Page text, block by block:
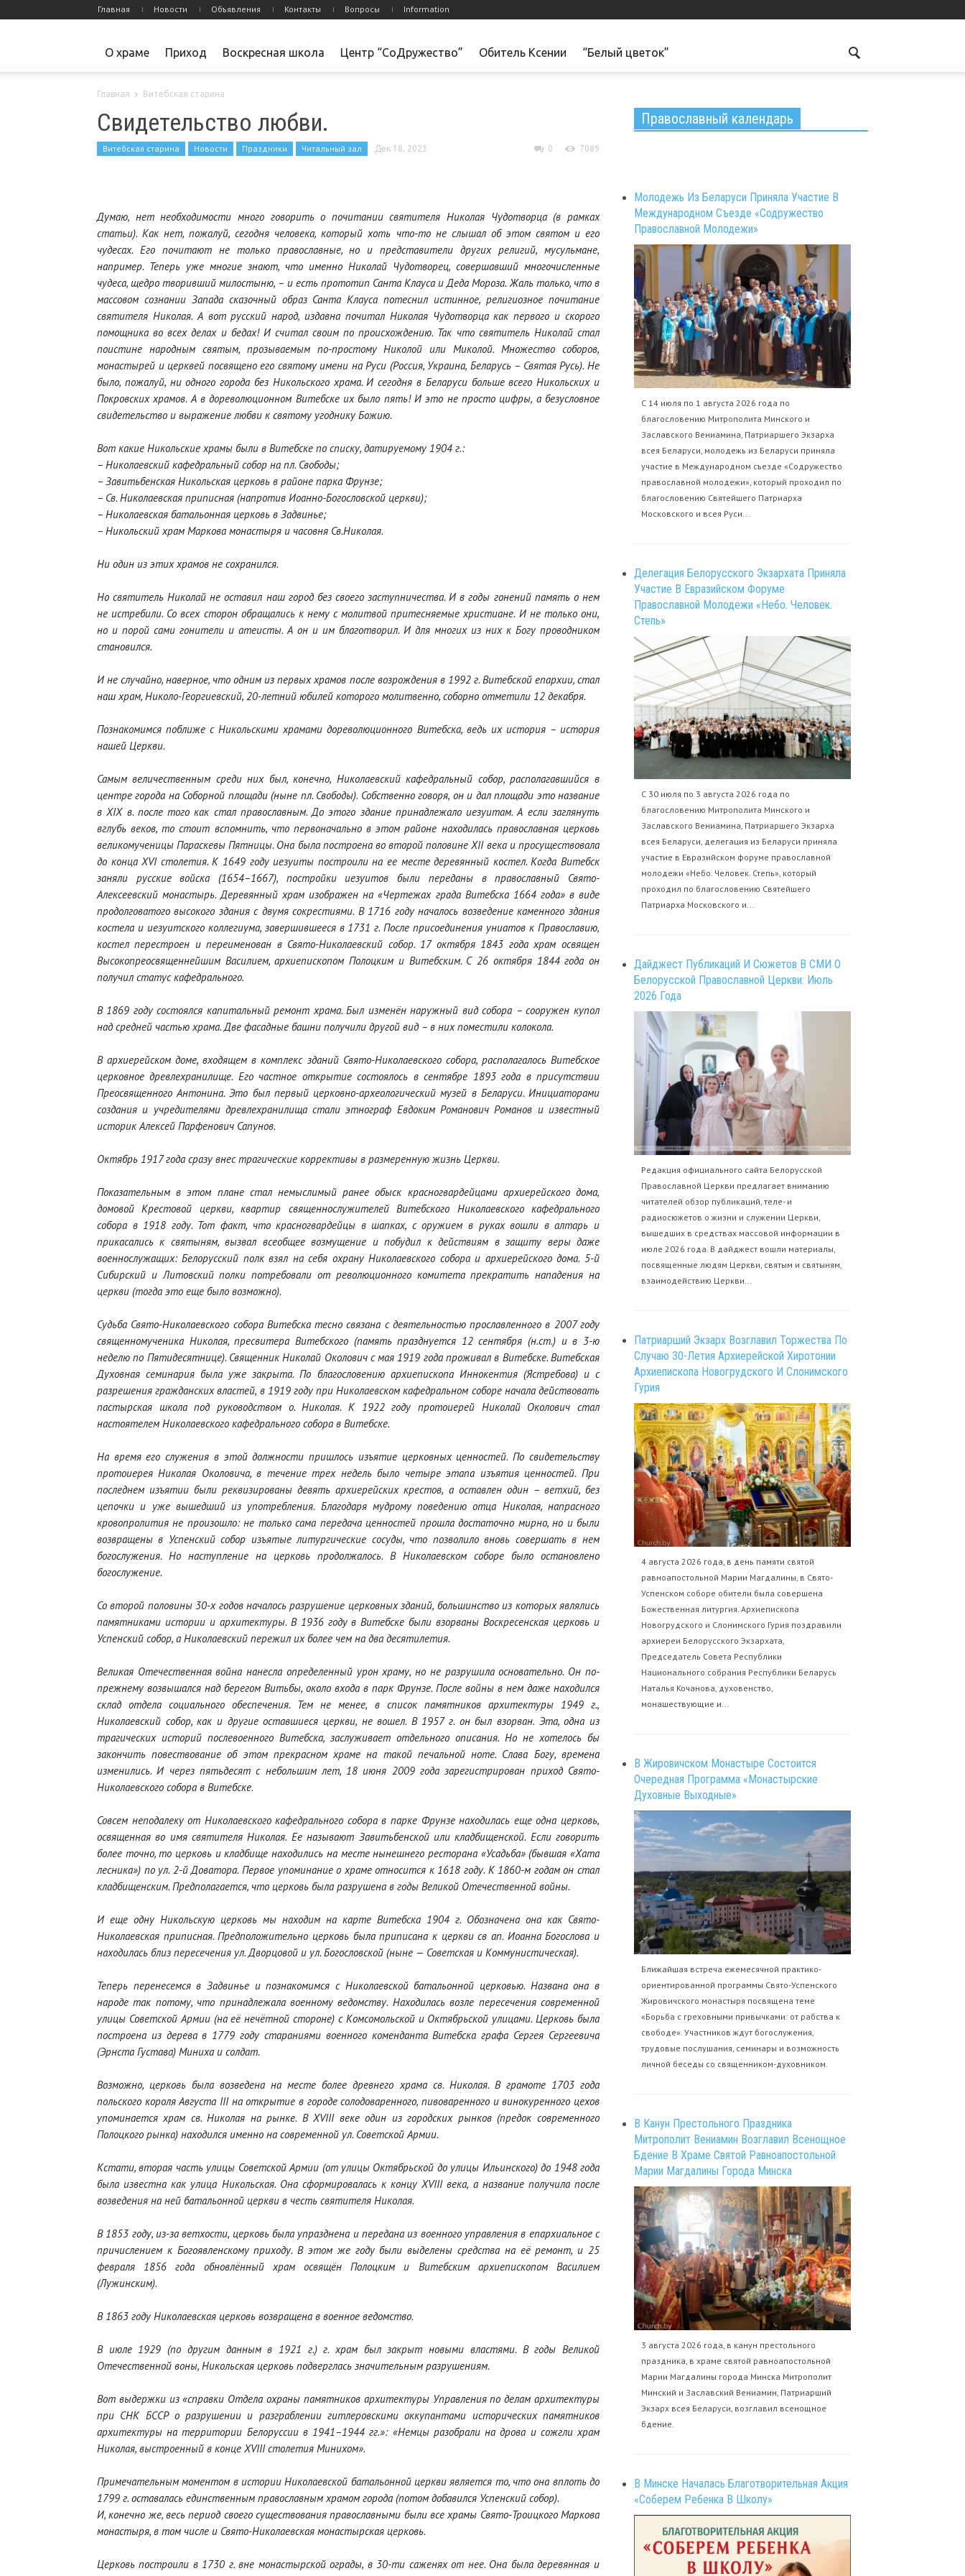
Главная Новости Объявления Контакты Вопросы Information
О храме Приход Воскресная школа Центр “СоДружество” Обитель Ксении “Белый цветок”
Главная Витебская старина
Свидетельство любви.
Витебская старина Новости Праздники Читальный зал Дек 18, 2023 0 7089
Думаю, нет необходимости много говорить о почитании святителя Николая Чудотворца (в рамках
статьи). Как нет, пожалуй, сегодня человека, который хоть что-то не слышал об этом святом и его
чудесах. Его почитают не только православные, но и представители других религий, мусульмане,
например. Теперь уже многие знают, что именно Николай Чудотворец, совершавший многочисленные
чудеса, щедро творивший милостыню, – и есть прототип Санта Клауса и Деда Мороза. Жаль только, что в
массовом сознании Запада сказочный образ Санта Клауса потеснил истинное, религиозное почитание
святителя Николая. А вот русский народ, издавна почитал Николая Чудотворца как первого и скорого
помощника во всех делах и бедах! И считал своим по происхождению. Так что святитель Николай стал
поистине народным святым, прозываемым по-простому Николой или Миколой. Множество соборов,
монастырей и церквей посвящено его святому имени на Руси (Россия, Украина, Беларусь – Святая Русь). Не
было, пожалуй, ни одного города без Никольского храма. И сегодня в Беларуси больше всего Никольских и
Покровских храмов. А в дореволюционном Витебске их было пять! И это не просто цифры, а безусловное
свидетельство и выражение любви к святому угоднику Божию.
Вот какие Никольские храмы были в Витебске по списку, датируемому 1904 г.:
– Николаевский кафедральный собор на пл. Свободы;
– Завитьбенская Никольская церковь в районе парка Фрунзе;
– Св. Николаевская приписная (напротив Иоанно-Богословской церкви);
– Николаевская батальонная церковь в Задвинье;
– Никольский храм Маркова монастыря и часовня Св.Николая.
Ни один из этих храмов не сохранился.
Но святитель Николай не оставил наш город без своего заступничества. И в годы гонений память о нем
не истребили. Со всех сторон обращались к нему с молитвой притесняемые христиане. И не только они,
но и порой сами гонители и атеисты. А он и им благотворил. И для многих из них к Богу проводником
становился.
И не случайно, наверное, что одним из первых храмов после возрождения в 1992 г. Витебской епархии, стал
наш храм, Николо-Георгиевский, 20-летний юбилей которого молитвенно, соборно отметили 12 декабря.
Познакомимся поближе с Никольскими храмами дореволюционного Витебска, ведь их история – история
нашей Церкви.
Самым величественным среди них был, конечно, Николаевский кафедральный собор, располагавшийся в
центре города на Соборной площади (ныне пл. Свободы). Собственно говоря, он и дал площади это название
в ХIX в. после того как стал православным. До этого здание принадлежало иезуитам. А если заглянуть
вглубь веков, то стоит вспомнить, что первоначально в этом районе находилась православная церковь
великомученицы Параскевы Пятницы. Она была построена во второй половине XII века и просуществовала
до конца XVI столетия. К 1649 году иезуиты построили на ее месте деревянный костел. Когда Витебск
заняли русские войска (1654–1667), постройки иезуитов были переданы в православный Свято-
Алексеевский монастырь. Деревянный храм изображен на «Чертежах града Витебска 1664 года» в виде
продолговатого высокого здания с двумя сокрестиями. В 1716 году началось возведение каменного здания
костела и иезуитского коллегиума, завершившееся в 1731 г. После присоединения униатов к Православию,
костел перестроен и переименован в Свято-Николаевский собор. 17 октября 1843 года храм освящен
Высокопреосвященнейшим Василием, архиепископом Полоцким и Витебским. С 26 октября 1844 года он
получил статус кафедрального.
В 1869 году состоялся капитальный ремонт храма. Был изменён наружный вид собора – сооружен купол
над средней частью храма. Две фасадные башни получили другой вид – в них поместили колокола.
В архиерейском доме, входящем в комплекс зданий Свято-Николаевского собора, располагалось Витебское
церковное древлехранилище. Его частное открытие состоялось в сентябре 1893 года в присутствии
Преосвященного Антонина. Это был первый церковно-археологический музей в Беларуси. Инициаторами
создания и учредителями древлехранилища стали этнограф Евдоким Романович Романов и известный
историк Алексей Парфенович Сапунов.
Октябрь 1917 года сразу внес трагические коррективы в размеренную жизнь Церкви.
Показательным в этом плане стал немыслимый ранее обыск красногвардейцами архиерейского дома,
домовой Крестовой церкви, квартир священнослужителей Витебского Николаевского кафедрального
собора в 1918 году. Тот факт, что красногвардейцы в шапках, с оружием в руках вошли в алтарь и
прикасались к святыням, вызвал всеобщее возмущение и побудил к действиям в защиту веры даже
военнослужащих: Белорусский полк взял на себя охрану Николаевского собора и архиерейского дома. 5-й
Сибирский и Литовский полки потребовали от революционного комитета прекратить нападения на
церкви (тогда это еще было возможно).
Судьба Свято-Николаевского собора Витебска тесно связана с деятельностью прославленного в 2007 году
священномученика Николая, пресвитера Витебского (память празднуется 12 сентября (н.ст.) и в 3-ю
неделю по Пятидесятнице). Священник Николай Околович с мая 1919 года проживал в Витебске. Витебская
Духовная семинария была уже закрыта. По благословению архиепископа Иннокентия (Ястребова) и с
разрешения гражданских властей, в 1919 году при Николаевском кафедральном соборе начала действовать
пастырская школа под руководством о. Николая. К 1922 году протоиерей Николай Околович стал
настоятелем Николаевского кафедрального собора в Витебске.
На время его служения в этой должности пришлось изъятие церковных ценностей. По свидетельству
протоиерея Николая Околовича, в течение трех недель было четыре этапа изъятия ценностей. При
последнем изъятии были реквизированы девять архиерейских крестов, а оставлен один – ветхий, без
цепочки и уже вышедший из употребления. Благодаря мудрому поведению отца Николая, напрасного
кровопролития не произошло: не только сама передача ценностей прошла достаточно мирно, но и были
возвращены в Успенский собор изъятые литургические сосуды, что позволило вновь совершать в нем
богослужения. Но наступление на церковь продолжалось. В Николаевском соборе было остановлено
богослужение.
Со второй половины 30-х годов началось разрушение церковных зданий, большинство из которых являлись
памятниками истории и архитектуры. В 1936 году в Витебске были взорваны Воскресенская церковь и
Успенский собор, а Николаевский пережил их более чем на два десятилетия.
Великая Отечественная война нанесла определенный урон храму, но не разрушила основательно. Он по-
прежнему возвышался над берегом Витьбы, около входа в парк Фрунзе. После войны в нем даже находился
склад отдела социального обеспечения. Тем не менее, в список памятников архитектуры 1949 г.,
Николаевский собор, как и другие оставшиеся церкви, не вошел. В 1957 г. он был взорван. Эта, одна из
трагических историй послевоенного Витебска, заслуживает отдельного описания. Но не хотелось бы
закончить повествование об этом прекрасном храме на такой печальной ноте. Слава Богу, времена
изменились. И через пятьдесят с небольшим лет, 18 июня 2009 года зарегистрирован приход Свято-
Николаевского собора в Витебске.
Совсем неподалеку от Николаевского кафедрального собора в парке Фрунзе находилась еще одна церковь,
освященная во имя святителя Николая. Ее называют Завитьбенской или кладбищенской. Если говорить
более точно, то церковь и кладбище находились на месте нынешнего ресторана «Усадьба» (бывшая «Хата
лесника») по ул. 2-й Доватора. Первое упоминание о храме относится к 1618 году. К 1860-м годам он стал
кладбищенским. Предполагается, что церковь была разрушена в годы Великой Отечественной войны.
И еще одну Никольскую церковь мы находим на карте Витебска 1904 г. Обозначена она как Свято-
Николаевская приписная. Предположительно церковь была приписана к церкви св ап. Иоанна Богослова и
находилась близ пересечения ул. Дворцовой и ул. Богословской (ныне — Советская и Коммунистическая).
Теперь перенесемся в Задвинье и познакомимся с Николаевской батальонной церковью. Названа она в
народе так потому, что принадлежала военному ведомству. Находилась возле пересечения современной
улицы Советской Армии (на её нечётной стороне) с Комсомольской и Октябрьской улицами. Церковь была
построена из дерева в 1779 году стараниями военного коменданта Витебска графа Сергея Сергеевича
(Эрнста Густава) Миниха и солдат.
Возможно, церковь была возведена на месте более древнего храма св. Николая. В грамоте 1703 года
польского короля Августа III на открытие в городе солодоваренного, пивоваренного и винокуренного цехов
упоминается храм св. Николая на рынке. В XVIII веке один из городских рынков (предок современного
Полоцкого рынка) находился именно на современной ул. Советской Армии.
Кстати, вторая часть улицы Советской Армии (от улицы Октябрьской до улицы Ильинского) до 1948 года
была известна как улица Никольская. Она сформировалась к концу XVIII века, а название получила после
возведения на ней батальонной церкви в честь святителя Николая.
В 1853 году, из-за ветхости, церковь была упразднена и передана из военного управления в епархиальное с
причислением к Богоявленскому приходу. В этом же году были выделены средства на её ремонт, и 25
февраля 1856 года обновлённый храм освящён Полоцким и Витебским архиепископом Василием
(Лужинским).
В 1863 году Николаевская церковь возвращена в военное ведомство.
В июле 1929 (по другим данным в 1921 г.) г. храм был закрыт новыми властями. В годы Великой
Отечественной воны, Никольская церковь подверглась значительным разрушениям.
Вот выдержки из «справки Отдела охраны памятников архитектуры Управления по делам архитектуры
при СНК БССР о разрушении и разграблении гитлеровскими оккупантами исторических памятников
архитектуры на территории Белоруссии в 1941–1944 гг.»: «Немцы разобрали на дрова и сожгли храм
Николая, выстроенный в конце ХVIII столетия Минихом».
Примечательным моментом в истории Николаевской батальонной церкви является то, что она вплоть до
1799 г. оставалась единственным православным храмом города (потом добавился Успенский собор).
И, конечно же, весь период своего существования православными были все храмы Свято-Троицкого Маркова
монастыря, в том числе и Свято-Николаевская монастырская церковь.
Церковь построили в 1730 г. вне монастырской ограды, в 30-ти саженях от нее. Она была деревянная и
Православный календарь
Молодежь Из Беларуси Приняла Участие В
Международном Съезде «Содружество
Православной Молодежи»
С 14 июля по 1 августа 2026 года по
благословению Митрополита Минского и
Заславского Вениамина, Патриаршего Экзарха
всея Беларуси, молодежь из Беларуси приняла
участие в Международном съезде «Содружество
православной молодежи», который проходил по
благословению Святейшего Патриарха
Московского и всея Руси...
Делегация Белорусского Экзархата Приняла
Участие В Евразийском Форуме
Православной Молодежи «Небо. Человек.
Степь»
С 30 июля по 3 августа 2026 года по
благословению Митрополита Минского и
Заславского Вениамина, Патриаршего Экзарха
всея Беларуси, делегация из Беларуси приняла
участие в Евразийском форуме православной
молодежи «Небо. Человек. Степь», который
проходил по благословению Святейшего
Патриарха Московского и...
Дайджест Публикаций И Сюжетов В СМИ О
Белорусской Православной Церкви: Июль
2026 Года
Редакция официального сайта Белорусской
Православной Церкви предлагает вниманию
читателей обзор публикаций, теле- и
радиосюжетов о жизни и служении Церкви,
вышедших в средствах массовой информации в
июле 2026 года. В дайджест вошли материалы,
посвященные людям Церкви, святым и святыням,
взаимодействию Церкви...
Патриарший Экзарх Возглавил Торжества По
Случаю 30-Летия Архиерейской Хиротонии
Архиепископа Новогрудского И Слонимского
Гурия
4 августа 2026 года, в день памяти святой
равноапостольной Марии Магдалины, в Свято-
Успенском соборе обители была совершена
Божественная литургия. Архиепископа
Новогрудского и Слонимского Гурия поздравили
архиереи Белорусского Экзархата,
Председатель Совета Республики
Национального собрания Республики Беларусь
Наталья Кочанова, духовенство,
монашествующие и...
В Жировичском Монастыре Состоится
Очередная Программа «Монастырские
Духовные Выходные»
Ближайшая встреча ежемесячной практико-
ориентированной программы Свято-Успенского
Жировичского монастыря посвящена теме
«Борьба с греховными привычками: от рабства к
свободе». Участников ждут богослужения,
трудовые послушания, семинары и возможность
личной беседы со священником-духовником.
В Канун Престольного Праздника
Митрополит Вениамин Возглавил Всенощное
Бдение В Храме Святой Равноапостольной
Марии Магдалины Города Минска
3 августа 2026 года, в канун престольного
праздника, в храме святой равноапостольной
Марии Магдалины города Минска Митрополит
Минский и Заславский Вениамин, Патриарший
Экзарх всея Беларуси, возглавил всенощное
бдение.
В Минске Началась Благотворительная Акция
«Соберем Ребенка В Школу»